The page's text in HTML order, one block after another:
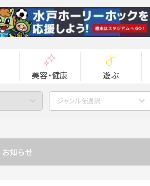
美容・健康 遊ぶ
ジャンルを選択
お知らせ